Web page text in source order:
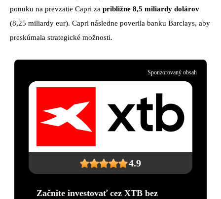
ponuku na prevzatie Capri za približne 8,5 miliardy dolárov
(8,25 miliardy eur). Capri následne poverila banku Barclays, aby
preskúmala strategické možnosti.
4.9
Začnite investovať cez XTB bez
Sponzorovaný obsah